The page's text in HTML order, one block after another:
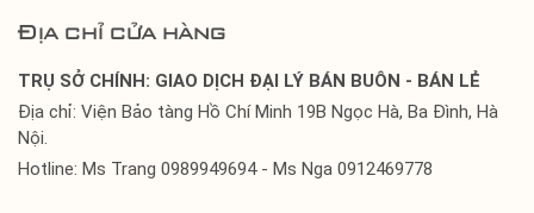
Địa chỉ cửa hàng
TRỤ SỞ CHÍNH: GIAO DỊCH ĐẠI LÝ BÁN BUÔN - BÁN LẺ
Địa chỉ: Viện Bảo tàng Hồ Chí Minh 19B Ngọc Hà, Ba Đình, Hà
Nội.
Hotline: Ms Trang 0989949694 - Ms Nga 0912469778